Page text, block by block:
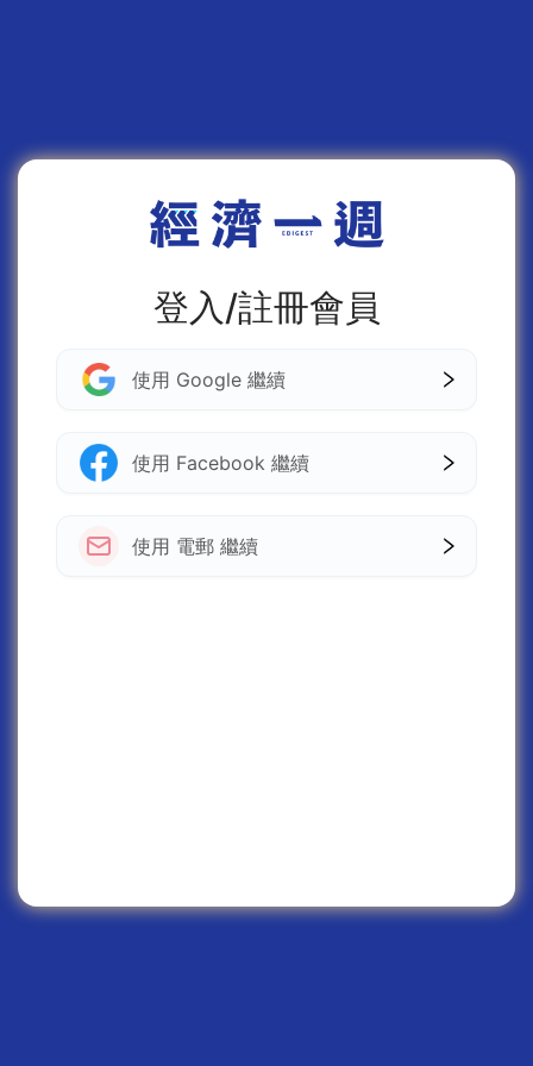
登入/註冊會員
使用 Google 繼續
使用 Facebook 繼續
使用 電郵 繼續